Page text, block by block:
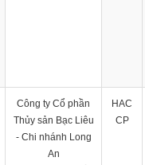
Công ty Cổ phần
Thủy sản Bạc Liêu
- Chi nhánh Long
An
HAC
CP